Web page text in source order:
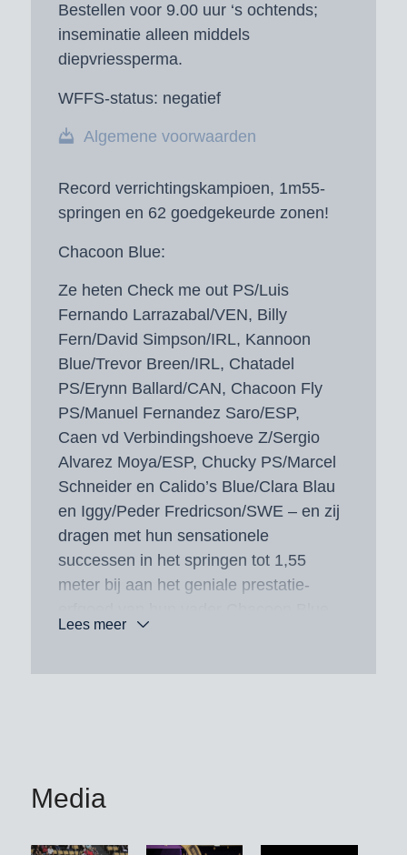
Bestellen voor 9.00 uur ‘s ochtends;
inseminatie alleen middels
diepvriessperma.
WFFS-status: negatief
Algemene voorwaarden
Record verrichtingskampioen, 1m55-
springen en 62 goedgekeurde zonen!
Chacoon Blue:
Ze heten Check me out PS/Luis
Fernando Larrazabal/VEN, Billy
Fern/David Simpson/IRL, Kannoon
Blue/Trevor Breen/IRL, Chatadel
PS/Erynn Ballard/CAN, Chacoon Fly
PS/Manuel Fernandez Saro/ESP,
Caen vd Verbindingshoeve Z/Sergio
Alvarez Moya/ESP, Chucky PS/Marcel
Schneider en Calido’s Blue/Clara Blau
en Iggy/Peder Fredricson/SWE – en zij
dragen met hun sensationele
successen in het springen tot 1,55
meter bij aan het geniale prestatie-
in de arena’s over de hele wereld.
BW/Marco Kutscher, zilver bij het
Clevermind Axelhoeve Z.
Lees meer
Media